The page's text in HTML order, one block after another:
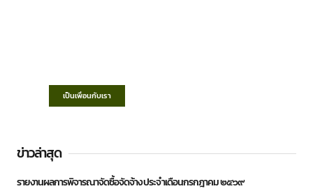
เป็นเพื่อนกับเรา
ข่าวล่าสุด
รายงานผลการพิจารณาจัดซื้อจัดจ้าง ประจำเดือนกรกฎาคม ๒๕๖๙